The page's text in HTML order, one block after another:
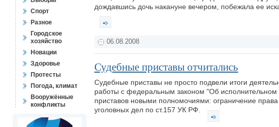
Спорт
Разное
Городское
хозяйство
Новации
Здоровье
Протесты
Погода, климат
Вооружённые
конфликты
дождавшись дочь накануне вечером, побежала ее
06.08.2008
Судебные приставы отчитались
Судебные приставы не просто подвели итоги
работы с федеральным законом "Об
приставов новыми полномочиями: ограничение
уголовных дел по ст.157 УК РФ.